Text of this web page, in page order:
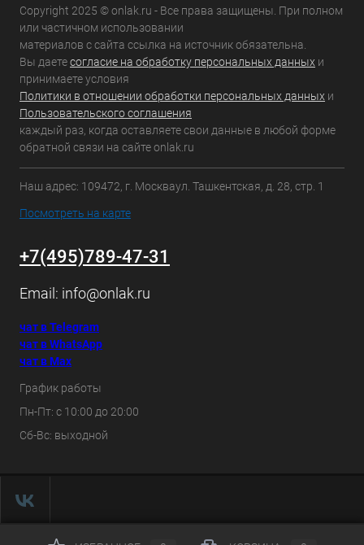
Copyright 2025 © onlak.ru - Все права защищены. При полном
или частичном использовании
материалов с сайта ссылка на источник обязательна.
Вы даетесогласие на обработку персональных данных и
принимаете условия
Политики в отношении обработки персональных данных и
Пользовательского соглашения
каждый раз, когда оставляете свои данные в любой форме
обратной связи на сайте onlak.ru
Наш адрес: 109472, г. Москваул. Ташкентская, д. 28, стр. 1
Посмотреть на карте
+7(495)789-47-31
Email: info@onlak.ru
чат в Telegram
чат в WhatsApp
чат в Max
График работы
Пн-Пт: с 10:00 до 20:00
Сб-Вс: выходной